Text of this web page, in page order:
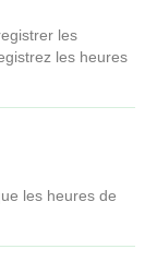
les
les heures
les heures de